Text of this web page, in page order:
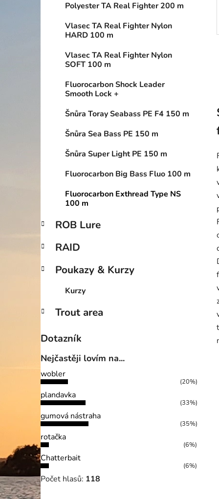
Polyester TA Real Fighter 200 m
Vlasec TA Real Fighter Nylon
HARD 100 m
Vlasec TA Real Fighter Nylon
SOFT 100 m
Fluorocarbon Shock Leader
Smooth Lock +
Šnůra Toray Seabass PE F4 150 m
Šnůra Sea Bass PE 150 m
Šnůra Super Light PE 150 m
Fluorocarbon Big Bass Fluo 100 m
Fluorocarbon Exthread Type NS
100 m
ROB Lure
RAID
Poukazy & Kurzy
Kurzy
Trout area
Dotazník
Nejčastěji lovím na...
wobler
(20%)
plandavka
(33%)
gumová nástraha
(35%)
rotačka
(6%)
Chatterbait
(6%)
Počet hlasů: 118